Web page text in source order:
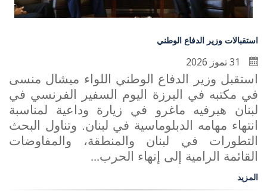
استقبالات وزير الدفاع الوطني
استقبل وزير الدفاع الوطني اللواء ميشال منسى
في مكتبه في اليرزة اليوم السفير الفرنسي في
لبنان هيرفيه ماغرو في زيارة وداعية لمناسبة
انتهاء مهامه الدبلوماسية في لبنان. وتناول البحث
التطورات في لبنان والمنطقة، والمفاوضات
القائمة الرامية إلى إنهاء الحرب...
المزيد